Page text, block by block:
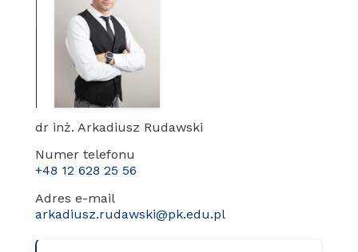
dr inż. Arkadiusz Rudawski
Numer telefonu
+48 12 628 25 56
Adres e-mail
arkadiusz.rudawski@pk.edu.pl